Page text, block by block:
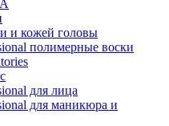
и кожей головы
полимерные воски
для лица
для маникюра и